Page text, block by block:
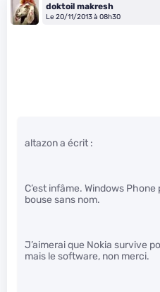
doktoil makresh
Le 20/11/2013 à 08h30
altazon a écrit :
C’est infâme. Windows
bouse sans nom.
J’aimerai que Nokia survive
mais le software, non merci.